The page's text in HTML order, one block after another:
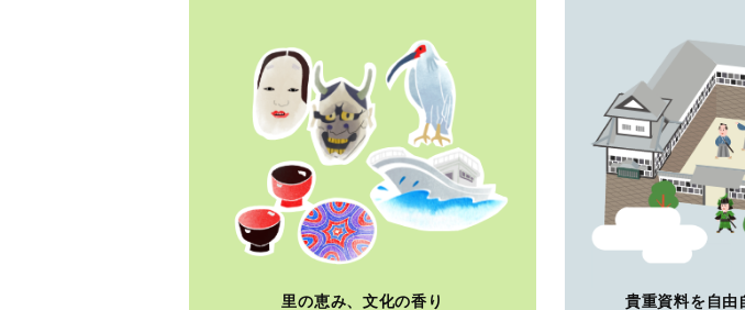
里の恵み、文化の香り 貴重資料を自由